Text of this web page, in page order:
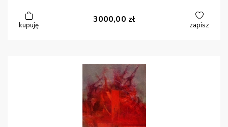
kupuję
3000,00 zł
zapisz